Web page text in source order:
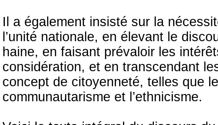
Il a également insisté sur la
l’unité nationale, en élevant le
haine, en faisant prévaloir les
considération, et en transcendant
concept de citoyenneté, telles que
communautarisme et l’ethnicisme.